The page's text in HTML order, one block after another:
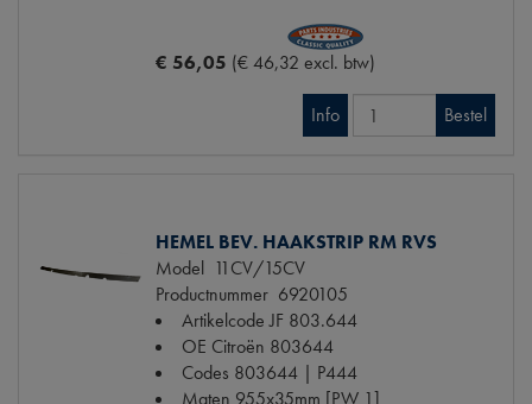
€ 56,05 (€ 46,32 excl. btw)
Info Bestel
HEMEL BEV. HAAKSTRIP RM RVS
Model 11CV/15CV
Productnummer 6920105
Artikelcode JF 803.644
OE Citroën 803644
Codes 803644 | P444
Maten 955x35mm [PW 1]